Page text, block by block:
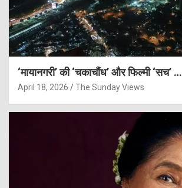
‘मायानगरी’ की ‘चकाचौंध’ और फिल्मी ‘सच’ …
April 18, 2026 The Sunday Views